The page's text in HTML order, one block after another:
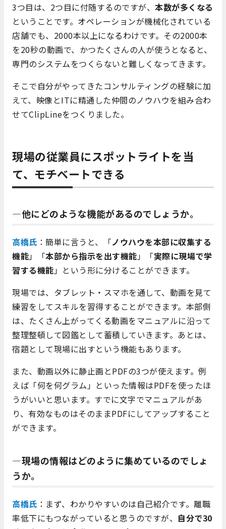
3つ目は、2つ目に付随するのですが、 本数が多くなる
ということです。オペレーションが機械化されている
店舗でも、2000本以上になるわけです。その2000本
を20秒の動画で、かつたくさんの人が使うとなると、
専門のシステムをつくらないと難しくなってきます。
そこで自分がやってきたコンサルティングの経験に加
えて、映像とITに精通した仲間のノウハウを組み合わ
せてClipLineをつくりました。
現場の従業員にスポットライトを当
て、モチベートできる
―他にどのような機能があるのでしょうか。
高橋氏 ：簡単に言うと、「ノウハウを本部に収集する
機能」「本部から指示を出す機能」「実際に現場で学
習する機能」という形に分けることができます。
現場では、タブレット・スマホを通して、動画を見て
練習をしてスキルを習得することができます。本部側
は、たくさん上がってくる動画をマニュアルに沿って
整理整頓して図鑑として蓄積していきます。あとは、
宿題として現場に出すという機能もあります。
また、動画以外に静止画とPDFの3つが使えます。例
えば「何を何グラム」といった情報はPDFを使ったほ
うがいいと思います。すでに文字でマニュアルがあ
り、有効なものはそのままPDFにしてアップすること
ができます。
―現場の情報はどのように集めているのでしょ
うか。
高橋氏 ：まず、わかりやすいのは自己紹介です。離職
率低下にもつながっていると思うのですが、 自分で30